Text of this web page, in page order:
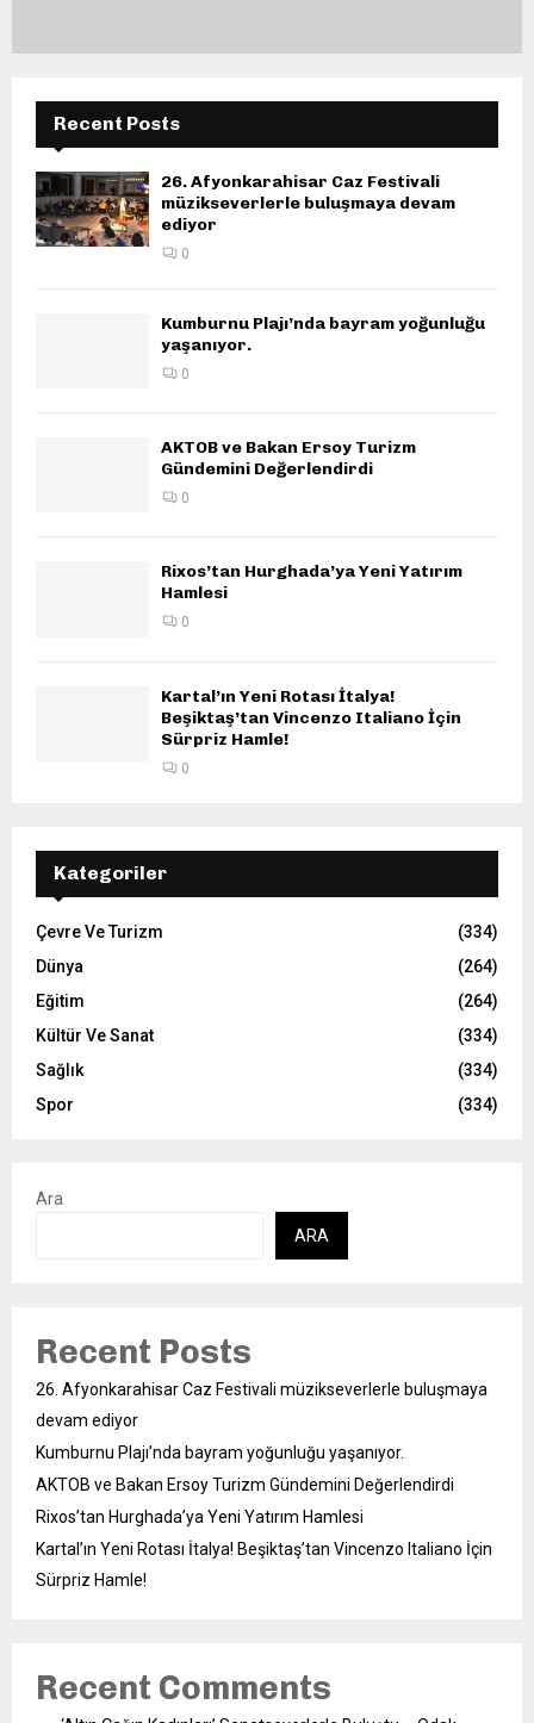
Recent Posts
26. Afyonkarahisar Caz Festivali
müzikseverlerle buluşmaya devam
ediyor
0
Kumburnu Plajı’nda bayram yoğunluğu
yaşanıyor.
0
AKTOB ve Bakan Ersoy Turizm
Gündemini Değerlendirdi
0
Rixos’tan Hurghada’ya Yeni Yatırım
Hamlesi
0
Kartal’ın Yeni Rotası İtalya!
Beşiktaş’tan Vincenzo Italiano İçin
Sürpriz Hamle!
0
Kategoriler
Çevre Ve Turizm
(334)
Dünya
(264)
Eğitim
(264)
Kültür Ve Sanat
(334)
Sağlık
(334)
Spor
(334)
Ara
ARA
Recent Posts
26. Afyonkarahisar Caz Festivali müzikseverlerle buluşmaya
devam ediyor
Kumburnu Plajı’nda bayram yoğunluğu yaşanıyor.
AKTOB ve Bakan Ersoy Turizm Gündemini Değerlendirdi
Rixos’tan Hurghada’ya Yeni Yatırım Hamlesi
Kartal’ın Yeni Rotası İtalya! Beşiktaş’tan Vincenzo Italiano İçin
Sürpriz Hamle!
Recent Comments